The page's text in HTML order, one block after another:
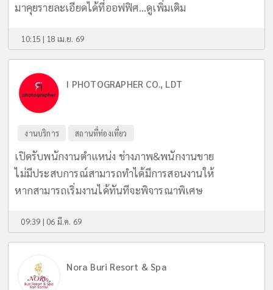
มาคุยรายละเอียดได้ที่ออฟฟิศ...ดูเพิ่มเติม
10:15 | 18 เม.ย. 69
I PHOTOGRAPHER CO., LDT
งานบริการ สถานที่ท่องเที่ยว
เปิดรับพนักงานตำแหน่ง ช่างภาพ&พนักงานขาย
ไม่มีประสบการณ์สามารถทำได้มีการสอนงานให้
หากสามารถเริ่มงานได้ทันทีจะพิจารณาพิเศษ
09:39 | 06 มี.ค. 69
Nora Buri Resort & Spa